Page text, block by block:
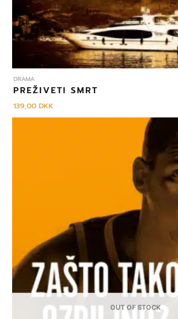
DRAMA
PREŽIVETI SMRT
139,00DKK
OUT OF STOCK